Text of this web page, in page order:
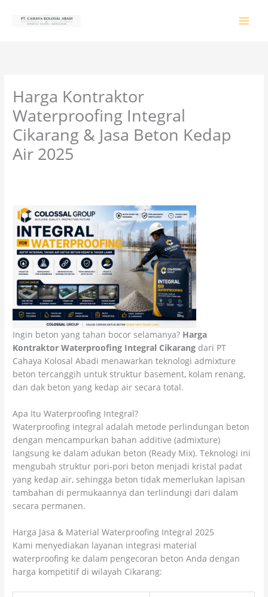
Harga Kontraktor
Waterproofing Integral
Cikarang & Jasa Beton Kedap
Air 2025
Ingin beton yang tahan bocor selamanya? Harga
Kontraktor Waterproofing Integral Cikarang dari PT
Cahaya Kolosal Abadi menawarkan teknologi admixture
beton tercanggih untuk struktur basement, kolam renang,
dan dak beton yang kedap air secara total.
Apa Itu Waterproofing Integral?
Waterproofing integral adalah metode perlindungan beton
dengan mencampurkan bahan additive (admixture)
langsung ke dalam adukan beton (Ready Mix). Teknologi ini
mengubah struktur pori-pori beton menjadi kristal padat
yang kedap air, sehingga beton tidak memerlukan lapisan
tambahan di permukaannya dan terlindungi dari dalam
secara permanen.
Harga Jasa & Material Waterproofing Integral 2025
Kami menyediakan layanan integrasi material
waterproofing ke dalam pengecoran beton Anda dengan
harga kompetitif di wilayah Cikarang: